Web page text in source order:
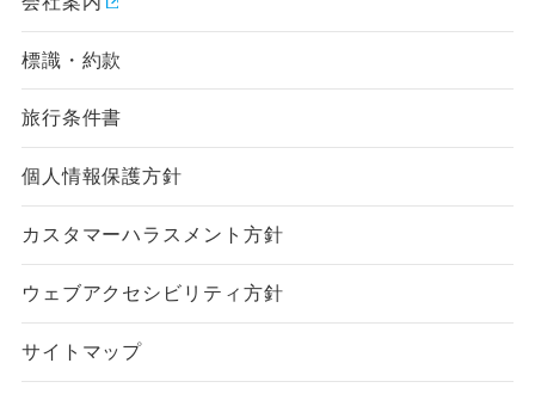
標識・約款
旅行条件書
個人情報保護方針
カスタマーハラスメント方針
ウェブアクセシビリティ方針
サイトマップ